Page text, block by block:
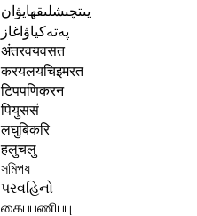
يىتچىشلىقھايۋان
پەتەكياۋاغاز
अंतरवयवसत
करयलयचिइमरत
टिपपणिकरन
पियुससं
लघुबिकरि
हलुचलु
সমিপয
પરવહિનો
கைபபணிபபு